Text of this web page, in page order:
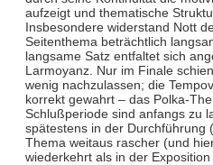
aufzeigt und thematische
Insbesondere widerstand Nott
Seitenthema beträchtlich
langsame Satz entfaltet sich
Larmoyanz. Nur im Finale
wenig nachzulassen; die
korrekt gewahrt – das Polka-
Schlußperiode sind anfangs zu
spätestens in der Durchführung
Thema weitaus rascher (und
wiederkehrt als in der Exposition